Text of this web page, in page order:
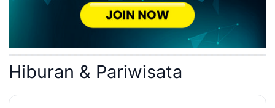
Hiburan & Pariwisata